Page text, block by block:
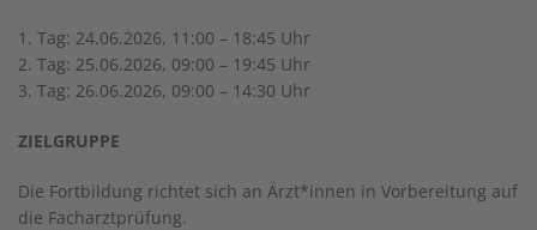
1. Tag: 24.06.2026, 11:00 – 18:45 Uhr
2. Tag: 25.06.2026, 09:00 – 19:45 Uhr
3. Tag: 26.06.2026, 09:00 – 14:30 Uhr
ZIELGRUPPE
Die Fortbildung richtet sich an Ärzt*innen in Vorbereitung auf
die Facharztprüfung.